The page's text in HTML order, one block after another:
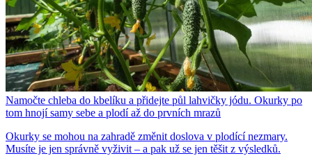
Namočte chleba do kbelíku a přidejte půl lahvičky jódu. Okurky po
tom hnojí samy sebe a plodí až do prvních mrazů
Okurky se mohou na zahradě změnit doslova v plodící nezmary.
Musíte je jen správně vyživit – a pak už se jen těšit z výsledků.